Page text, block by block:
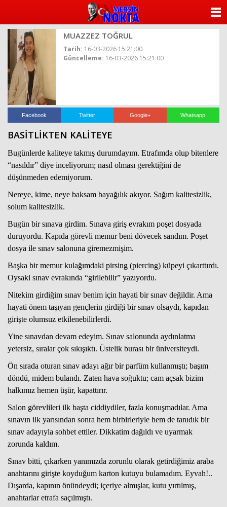
MUAZZEZ TOĞRUL
Tarih: 16-03-2026 15:21:00
Güncelleme: 16-03-2026 15:21:00
Facebook Twitter Google+ Whatsapp
BASİTLİKTEN KALİTEYE
Bugünlerde kaliteye takmış durumdayım. Etrafımda olup bitenlere
“nasıldır” diye inceliyorum; nasıl olması gerektiğini de
düşünmeden edemiyorum.
Nereye, kime, neye baksam bayağılık akıyor. Sağım kalitesizlik,
solum kalitesizlik.
Bugün bir sınava girdim. Sınava giriş evrakım poşet dosyada
duruyordu. Kapıda görevli memur beni dövecek sandım. Poşet
dosya ile sınav salonuna giremezmişim.
Başka bir memur kulağımdaki pirsing (piercing) küpeyi çıkarttırdı.
Oysaki sınav evrakında “girilebilir” yazıyordu.
Nitekim girdiğim sınav benim için hayati bir sınav değildir. Ama
hayati önem taşıyan gençlerin girdiği bir sınav olsaydı, kapıdan
girişte olumsuz etkilenebilirlerdi.
Yine sınavdan devam edeyim. Sınav salonunda aydınlatma
yetersiz, sıralar çok sıkışıktı. Üstelik burası bir üniversiteydi.
Ön sırada oturan sınav adayı ağır bir parfüm kullanmıştı; başım
döndü, midem bulandı. Zaten hava soğuktu; cam açsak bizim
halkımız hemen üşür, kapattırır.
Salon görevlileri ilk başta ciddiydiler, fazla konuşmadılar. Ama
sınavın ilk yarısından sonra hem birbirleriyle hem de tanıdık bir
sınav adayıyla sohbet ettiler. Dikkatim dağıldı ve uyarmak
zorunda kaldım.
Sınav bitti, çıkarken yanımızda zorunlu olarak getirdiğimiz araba
anahtarını girişte koyduğum karton kutuyu bulamadım. Eyvah!..
Dışarda, kapının önündeydi; içeriye almışlar, kutu yırtılmış,
anahtarlar etrafa saçılmıştı.
YAZARLAR
Haberin Doğru Adresi.